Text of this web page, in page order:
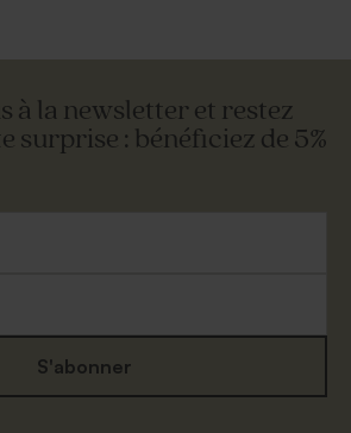
à la newsletter et restez
surprise : bénéficiez de 5%
S'abonner